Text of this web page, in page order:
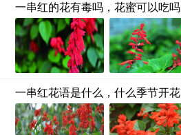
一串红的花有毒吗，花蜜可以吃吗
一串红花语是什么，什么季节开花